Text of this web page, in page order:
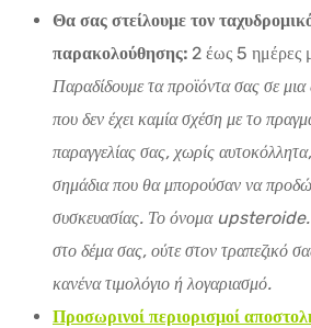
Θα σας στείλουμε τον
παρακολούθησης: 2 έως 5 ημέρες
Παραδίδουμε τα προϊόντα σας σε μια
που δεν έχει καμία σχέση με το
παραγγελίας σας, χωρίς
σημάδια που θα μπορούσαν να
συσκευασίας. Το όνομα
στο δέμα σας, ούτε στον τραπεζικό
κανένα τιμολόγιο ή λογαριασμό.
Προσωρινοί περιορισμοί